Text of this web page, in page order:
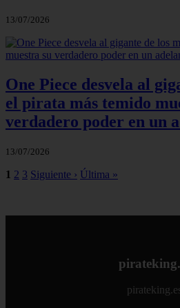
13/07/2026
One Piece desvela al
el pirata más temido
verdadero poder en un
13/07/2026
1 2 3 Siguiente › Última »